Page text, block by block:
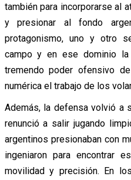
también para incorporarse al
y presionar al fondo
protagonismo, uno y otro
campo y en ese dominio
tremendo poder ofensivo
numérica el trabajo de los
Además, la defensa volvió a
renunció a salir jugando
argentinos presionaban con
ingeniaron para encontrar
movilidad y precisión. En